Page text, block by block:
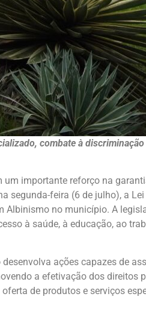
combate à discriminação
importante reforço na
segunda-feira (6 de julho), a Lei
Albinismo no município. A
à saúde, à educação, ao
ações capazes de
a efetivação dos direitos
de produtos e serviços